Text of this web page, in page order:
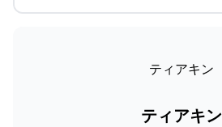
ティアキン
ティアキン